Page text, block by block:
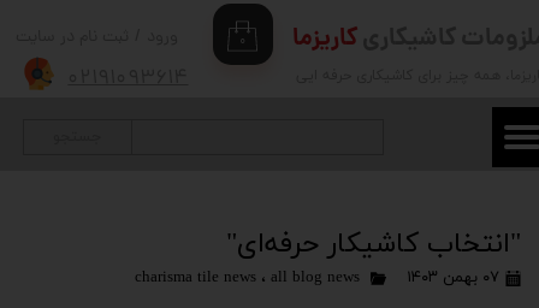
۰
تغییر گذر واژه
سفارشات
کاریزما
"انتخاب کاشیکار حرفه‌ای"
۰۷ بهمن ۱۴۰۳ charisma tile news ، all blog news